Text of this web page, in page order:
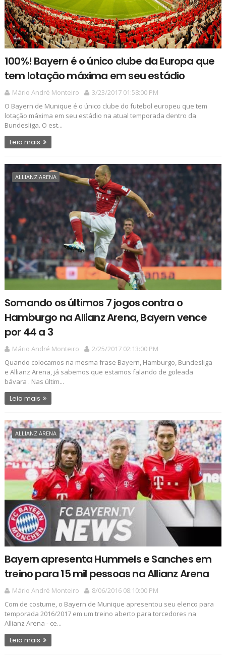
100%! Bayern é o único clube da Europa que
tem lotação máxima em seu estádio
Mário André Monteiro
3/23/2017 01:58:00 PM
O Bayern de Munique é o único clube do futebol europeu que tem
lotação máxima em seu estádio na atual temporada dentro da
Bundesliga. O est...
Leia mais
ALLIANZ ARENA
Somando os últimos 7 jogos contra o
Hamburgo na Allianz Arena, Bayern vence
por 44 a 3
Mário André Monteiro
2/25/2017 02:13:00 PM
Quando colocamos na mesma frase Bayern, Hamburgo, Bundesliga
e Allianz Arena, já sabemos que estamos falando de goleada
bávara . Nas últim...
Leia mais
ALLIANZ ARENA
Bayern apresenta Hummels e Sanches em
treino para 15 mil pessoas na Allianz Arena
Mário André Monteiro
8/06/2016 08:10:00 PM
Com de costume, o Bayern de Munique apresentou seu elenco para
temporada 2016/2017 em um treino aberto para torcedores na
Allianz Arena - ce...
Leia mais